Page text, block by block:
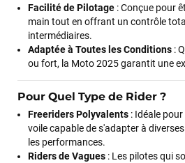
Facilité de Pilotage : Conçue pour
main tout en offrant un contrôle
intermédiaires.
Adaptée à Toutes les Conditions :
ou fort, la Moto 2025 garantit une
Pour Quel Type de Rider ?
Freeriders Polyvalents : Idéale
voile capable de s'adapter à
les performances.
Riders de Vagues : Les pilotes qui
J’ai commandé un pack via leur site
commande validée, le magasin m’a
avec moi les caractéristiques des
sur le matériel à choisir, et m’a
le lendemain, et j’ai bien reçu tout le
propre et soigné. Plus qu’à tester ça
recommande vivement ce magasin
professionnalisme et sa réactivité.